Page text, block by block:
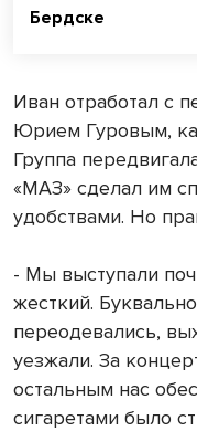
Бердске
Иван отработал с
Юрием Гуровым,
Группа
«МАЗ» сделал им
удобствами. Но
- Мы выступали
жесткий.
переодевались,
уезжали. За
остальным нас
сигаретами было